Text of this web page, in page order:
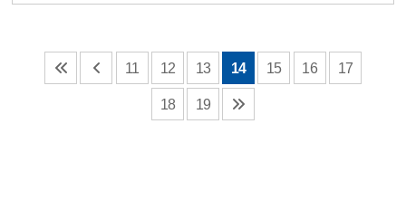
11 12 13 14 15 16 17
18 19